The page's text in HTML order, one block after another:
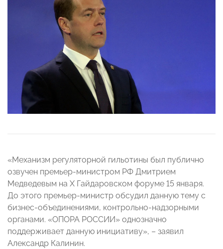
«Механизм регуляторной гильотины был публично
озвучен премьер-министром РФ Дмитрием
Медведевым на X Гайдаровском форуме 15 января.
До этого премьер-министр обсудил данную тему с
бизнес-объединениями, контрольно-надзорными
органами. «ОПОРА РОССИИ» однозначно
поддерживает данную инициативу», – заявил
Александр Калинин.